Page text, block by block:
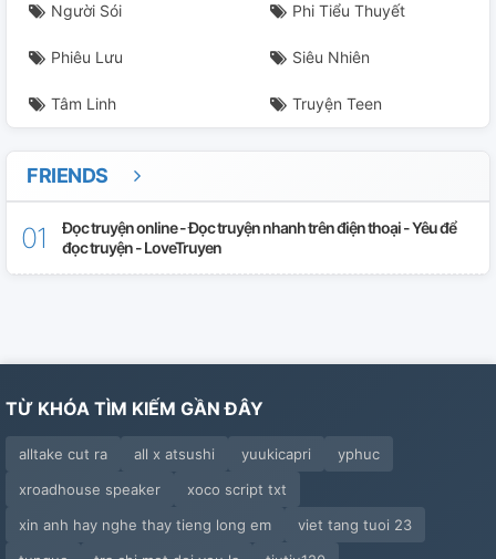
Người Sói Phi Tiểu Thuyết
Phiêu Lưu Siêu Nhiên
Tâm Linh Truyện Teen
FRIENDS
Đọc truyện online - Đọc truyện nhanh trên điện thoại - Yêu để
đọc truyện - LoveTruyen
TỪ KHÓA TÌM KIẾM GẦN ĐÂY
alltake cut ra all x atsushi yuukicapri
yphuc
xroadhouse speaker
xoco script txt
xin anh hay nghe thay tieng long em
viet tang tuoi 23